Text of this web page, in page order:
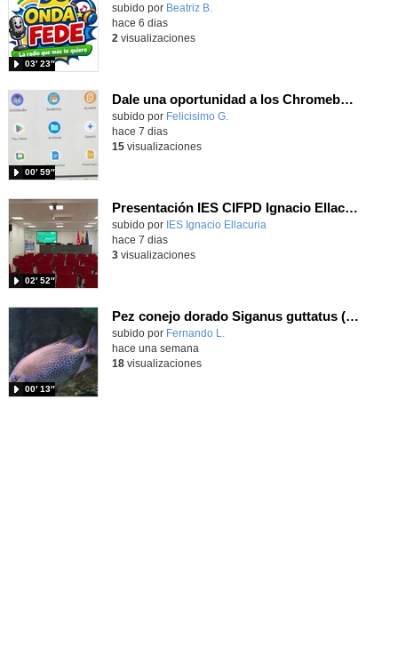
Contenido educativo.
subido por Beatriz B.
03′ 23″
hace 6 dias
2 visualizaciones
Dale una oportunidad a los Chromebooks y utiliza un proyector para realizar talleres si no tienes pantallas táctiles
Contenido educativo.
subido por Felicisimo G.
00′ 59″
hace 7 dias
15visualizaciones
Presentación IES CIFPD Ignacio Ellacuría
Contenido educativo.
subido por IES Ignacio Ellacuria
02′ 52″
hace 7 dias
3visualizaciones
Pez conejo dorado Siganus guttatus (Bloch, 1786)
Contenido educativo.
subido por Fernando L.
00′ 13″
hace una semana
18visualizaciones